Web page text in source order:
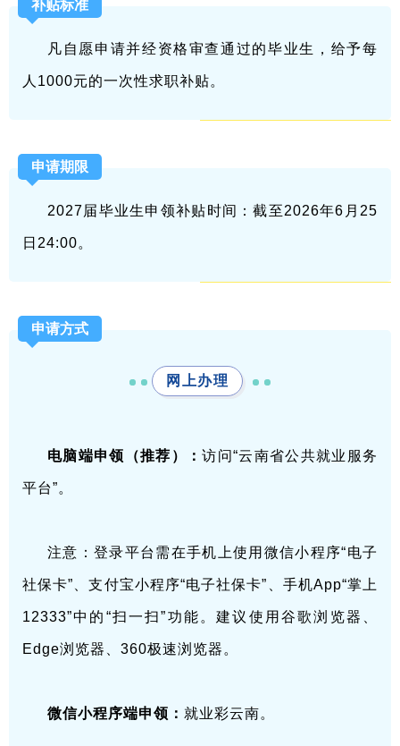
补贴标准
凡自愿申请并经资格审查通过的毕业生，给予每
人1000元的一次性求职补贴。
申请期限
2027届毕业生申领补贴时间：截至2026年6月25
日24:00。
申请方式
网上办理
电脑端申领（推荐）：访问“云南省公共就业服务
平台”。
注意：登录平台需在手机上使用微信小程序“电子
社保卡”、支付宝小程序“电子社保卡”、手机App“掌上
12333”中的“扫一扫”功能。建议使用谷歌浏览器、
Edge浏览器、360极速浏览器。
微信小程序端申领： 就业彩云南。